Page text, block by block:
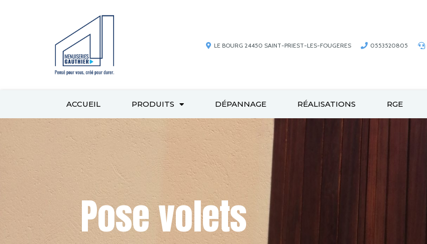
LE BOURG 24450 SAINT-PRIEST-LES-FOUGERES 0553520805
ACCUEIL PRODUITS DÉPANNAGE RÉALISATIONS RGE
Pose volets